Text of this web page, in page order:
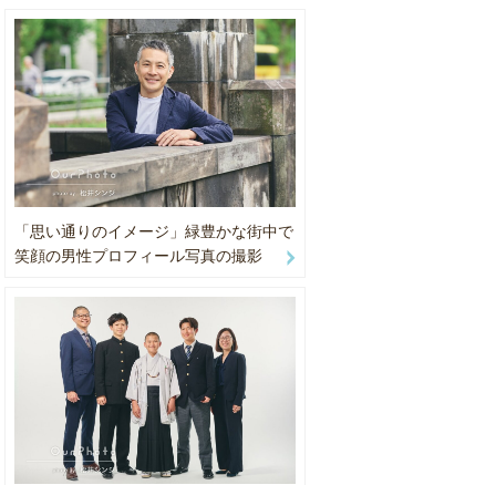
ことを大
「思い通りのイメージ」緑豊かな街中で
笑顔の男性プロフィール写真の撮影